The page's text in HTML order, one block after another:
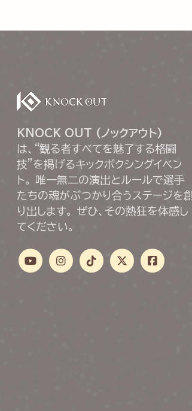
KNOCK OUT (ノックアウト)
は、“観る者すべてを魅了する格闘
技”を掲げるキックボクシングイベン
ト。 唯一無二の演出とルールで選手
たちの魂がぶつかり合うステージを創
り出します。 ぜひ、その熱狂を体感し
てください。